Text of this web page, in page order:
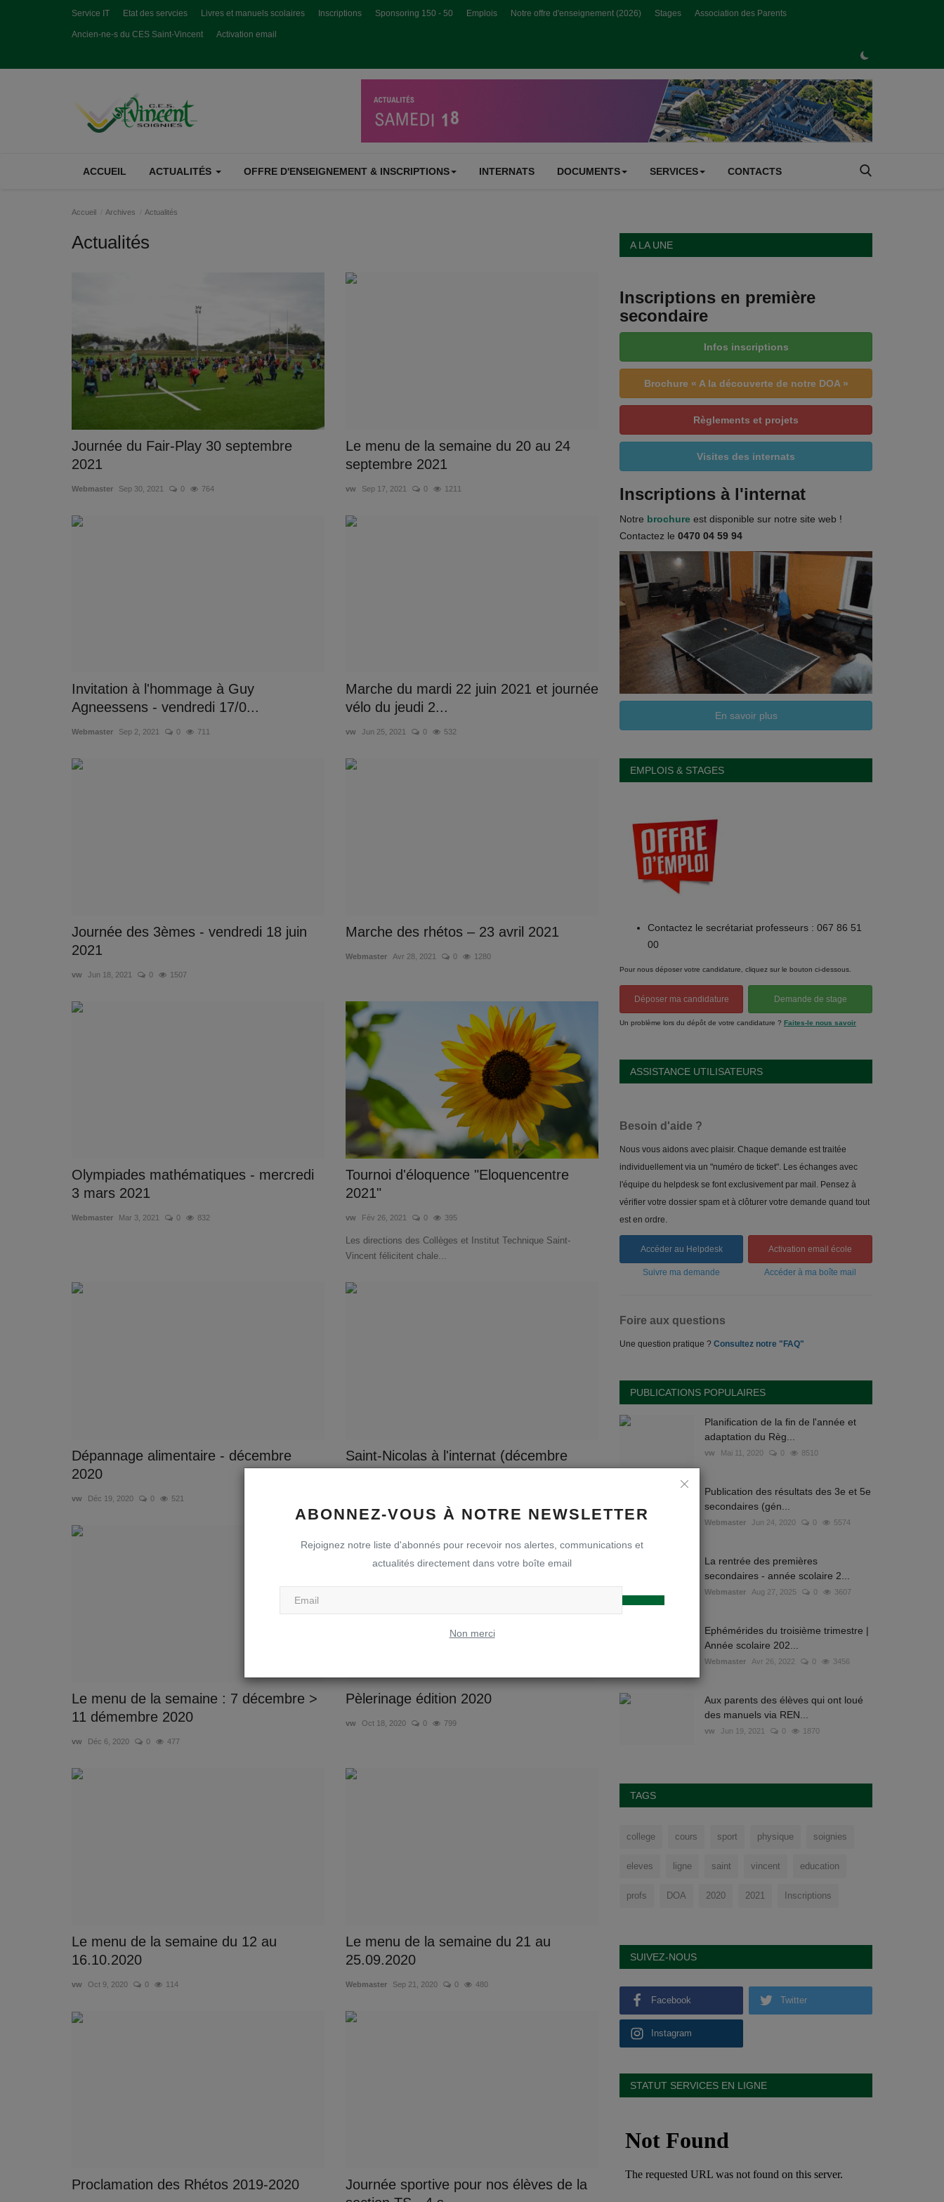
Service IT Etat des servcies Livres et manuels scolaires Inscriptions Sponsoring 150 - 50 Emplois Notre offre d'enseignement (2026) Stages Association des Parents
Ancien-ne-s du CES Saint-Vincent Activation email
ACCUEIL ACTUALITÉS OFFRE D'ENSEIGNEMENT & INSCRIPTIONS INTERNATS DOCUMENTS SERVICES CONTACTS
ABONNEZ-VOUS À NOTRE NEWSLETTER
Rejoignez notre liste d'abonnés pour recevoir nos alertes, communications et
actualités directement dans votre boîte email
Non merci
Accueil Archives Actualités
Actualités
Journée du Fair-Play 30 septembre
2021
Webmaster Sep 30, 2021 0 764
Le menu de la semaine du 20 au 24
septembre 2021
vw Sep 17, 2021 0 1211
Invitation à l'hommage à Guy
Agneessens - vendredi 17/0...
Webmaster Sep 2, 2021 0 711
Marche du mardi 22 juin 2021 et journée
vélo du jeudi 2...
vw Jun 25, 2021 0 532
Journée des 3èmes - vendredi 18 juin
2021
vw Jun 18, 2021 0 1507
Marche des rhétos – 23 avril 2021
Webmaster Avr 28, 2021 0 1280
Olympiades mathématiques - mercredi
3 mars 2021
Webmaster Mar 3, 2021 0 832
Tournoi d'éloquence "Eloquencentre
2021"
vw Fév 26, 2021 0 395
Les directions des Collèges et Institut Technique Saint-
Vincent félicitent chale...
Dépannage alimentaire - décembre
2020
vw Déc 19, 2020 0 521
Saint-Nicolas à l'internat (décembre
Le menu de la semaine : 7 décembre >
11 démembre 2020
vw Déc 6, 2020 0 477
Pèlerinage édition 2020
vw Oct 18, 2020 0 799
Le menu de la semaine du 12 au
16.10.2020
vw Oct 9, 2020 0 114
Le menu de la semaine du 21 au
25.09.2020
Webmaster Sep 21, 2020 0 480
Proclamation des Rhétos 2019-2020
Journée sportive pour nos élèves de la
A LA UNE
Inscriptions en première
secondaire
Infos inscriptions
Brochure « A la découverte de notre DOA »
Règlements et projets
Visites des internats
Inscriptions à l'internat
Notre brochure est disponible sur notre site web !
Contactez le 0470 04 59 94
En savoir plus
EMPLOIS & STAGES
Contactez le secrétariat professeurs : 067 86 51
00
Pour nous déposer votre candidature, cliquez sur le bouton ci-dessous.
Déposer ma candidature Demande de stage
Un problème lors du dépôt de votre candidature ? Faites-le nous savoir
ASSISTANCE UTILISATEURS
Besoin d'aide ?
Nous vous aidons avec plaisir. Chaque demande est traitée
individuellement via un "numéro de ticket". Les échanges avec
l'équipe du helpdesk se font exclusivement par mail. Pensez à
vérifier votre dossier spam et à clôturer votre demande quand tout
est en ordre.
Accéder au Helpdesk Activation email école
Suivre ma demande Accéder à ma boîte mail
Foire aux questions
Une question pratique ? Consultez notre "FAQ"
PUBLICATIONS POPULAIRES
Planification de la fin de l'année et
adaptation du Règ...
vw Mai 11, 2020 0 8510
Publication des résultats des 3e et 5e
secondaires (gén...
Webmaster Jun 24, 2020 0 5574
La rentrée des premières
secondaires - année scolaire 2...
Webmaster Aug 27, 2025 0 3607
Ephémérides du troisième trimestre |
Année scolaire 202...
Webmaster Avr 26, 2022 0 3456
Aux parents des élèves qui ont loué
des manuels via REN...
vw Jun 19, 2021 0 1870
TAGS
college cours sport physique soignies
eleves ligne saint vincent education
profs DOA 2020 2021 Inscriptions
SUIVEZ-NOUS
Facebook Twitter
Instagram
STATUT SERVICES EN LIGNE